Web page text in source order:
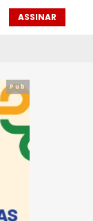
ASSINAR
Pub